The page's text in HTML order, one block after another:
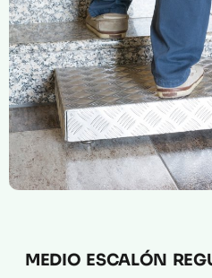
Fabricación a Medida
Zona XXL
Alquiler
MEDIO ESCALÓN